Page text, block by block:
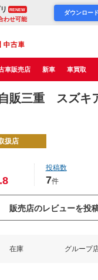
RENEW
わせ可能
ダウンロード
車販売店 新車 車買取
自販三重 スズキ
扱店
投稿数
7件
販売店のレビューを投
在庫 グループ